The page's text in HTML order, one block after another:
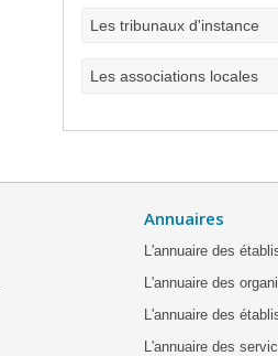
Les tribunaux d'instance
Les associations locales
Annuaires
L'annuaire des
L'annuaire des
L'annuaire des
L'annuaire des